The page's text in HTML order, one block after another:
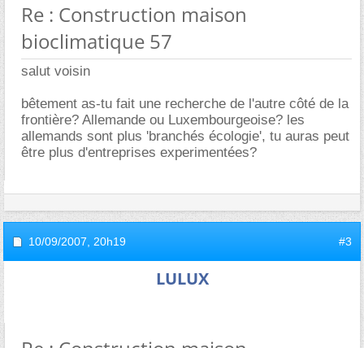
Re : Construction maison
bioclimatique 57
salut voisin
bêtement as-tu fait une recherche de l'autre côté de la
frontière? Allemande ou Luxembourgeoise? les
allemands sont plus 'branchés écologie', tu auras peut
être plus d'entreprises experimentées?
10/09/2007, 20h19 #3
LULUX